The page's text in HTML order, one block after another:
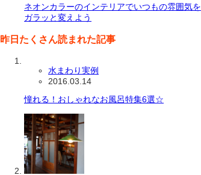
ネオンカラーのインテリアでいつもの雰囲気を
ガラッと変えよう
昨日たくさん読まれた記事
水まわり実例
2016.03.14
憧れる！おしゃれなお風呂特集6選☆